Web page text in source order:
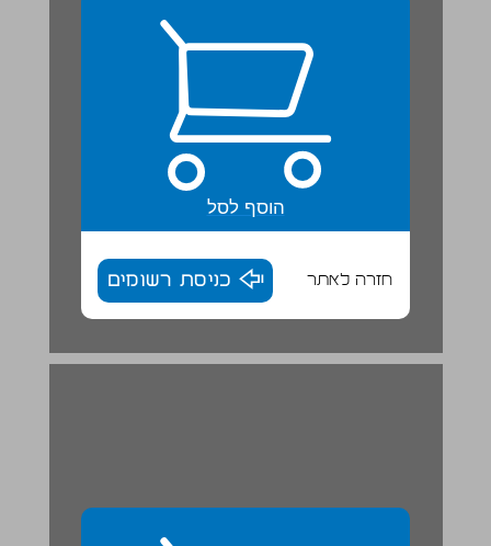
הוסף לסל
חזרה לאתר כניסת רשומים